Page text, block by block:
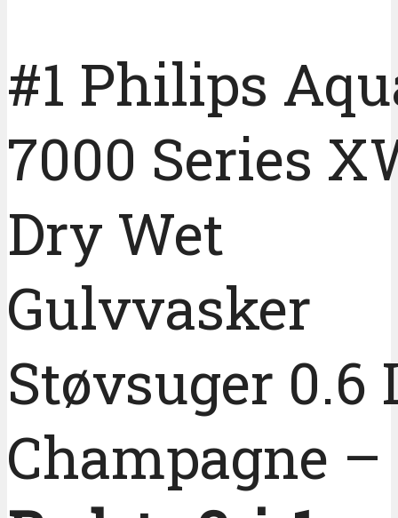
#1 Philips
7000 Series
Dry Wet
Gulvvasker
Støvsuger 0.6
Champagne –